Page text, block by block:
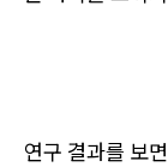
연구 결과를 보면